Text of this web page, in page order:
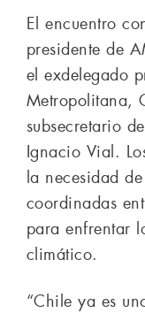
El encuentro
presidente de
el exdelegado
Metropolitana,
subsecretario
Ignacio Vial.
la necesidad
coordinadas
para enfrentar
climático.
“Chile ya es